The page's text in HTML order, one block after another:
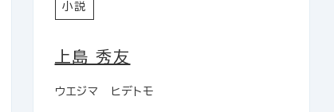
小説
上島 秀友
ウエジマ ヒデトモ